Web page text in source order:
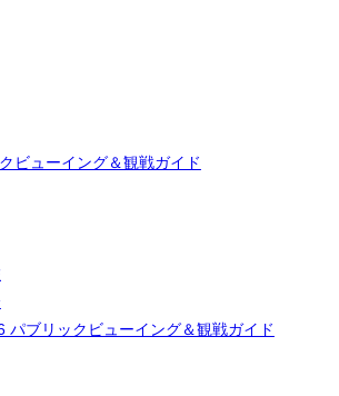
ビューイング＆観戦ガイド
パブリックビューイング＆観戦ガイド